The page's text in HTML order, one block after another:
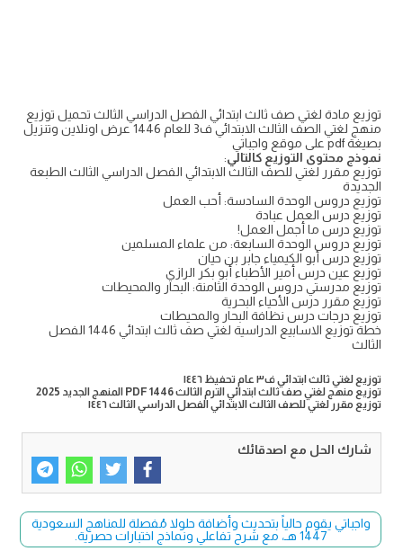
توزيع مادة لغتي صف ثالث ابتدائي الفصل الدراسي الثالث تحميل توزيع
منهج لغتي الصف الثالث الابتدائي ف3 للعام 1446 عرض اونلاين وتنزيل
بصيغة pdf على موقع واجباتي
نموذج محتوى التوزيع كالتالي:
توزيع مقرر لغتي للصف الثالث الابتدائي الفصل الدراسي الثالث الطبعة
الجديدة
توزيع دروس الوحدة السادسة: أحب العمل
توزيع درس العمل عبادة
توزيع درس ما أجمل العمل!
توزيع دروس الوحدة السابعة: من علماء المسلمين
توزيع درس أبو الكيمياء جابر بن حيان
توزيع عين درس أمير الأطباء أبو بكر الرازي
توزيع مدرستي دروس الوحدة الثامنة: البحار والمحيطات
توزيع مقرر درس الأحياء البحرية
توزيع درجات درس نظافة البحار والمحيطات
خطة توزيع الاسابيع الدراسية لغتي صف ثالث ابتدائي 1446 الفصل
الثالث
توزيع لغتي ثالث ابتدائي ف٣ عام تحفيظ ١٤٤٦
توزيع منهج لغتي صف ثالث ابتدائي الترم الثالث PDF 1446 المنهج الجديد 2025
توزيع مقرر لغتي للصف الثالث الابتدائي الفصل الدراسي الثالث ١٤٤٦
شارك الحل مع اصدقائك
واجباتي يقوم حالياً بتحديث وأضافة حلولا مُفصلة للمناهج السعودية
1447 هـ، مع شرح تفاعلي ونماذج اختبارات حصرية.